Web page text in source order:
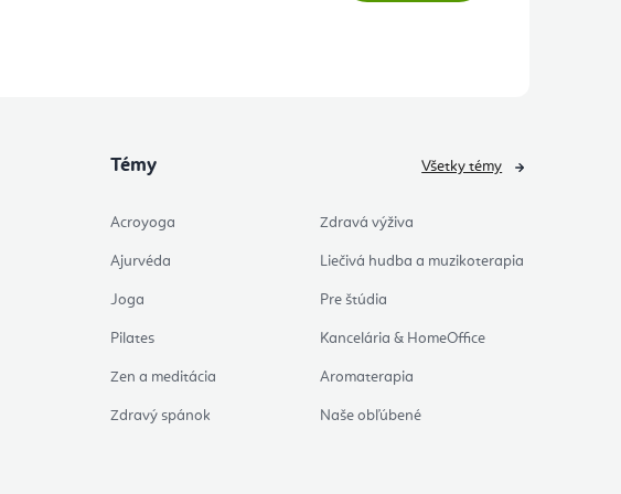
Témy
Acroyoga Zdravá výživa
Ajurvéda Liečivá hudba a muzikoterapia
Joga Pre štúdia
Pilates Kancelária & HomeOffice
Zen a meditácia Aromaterapia
Zdravý spánok Naše obľúbené
Všetky témy